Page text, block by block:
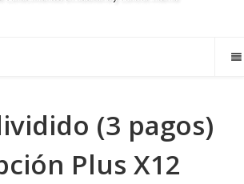
(3 pagos)
Plus X12